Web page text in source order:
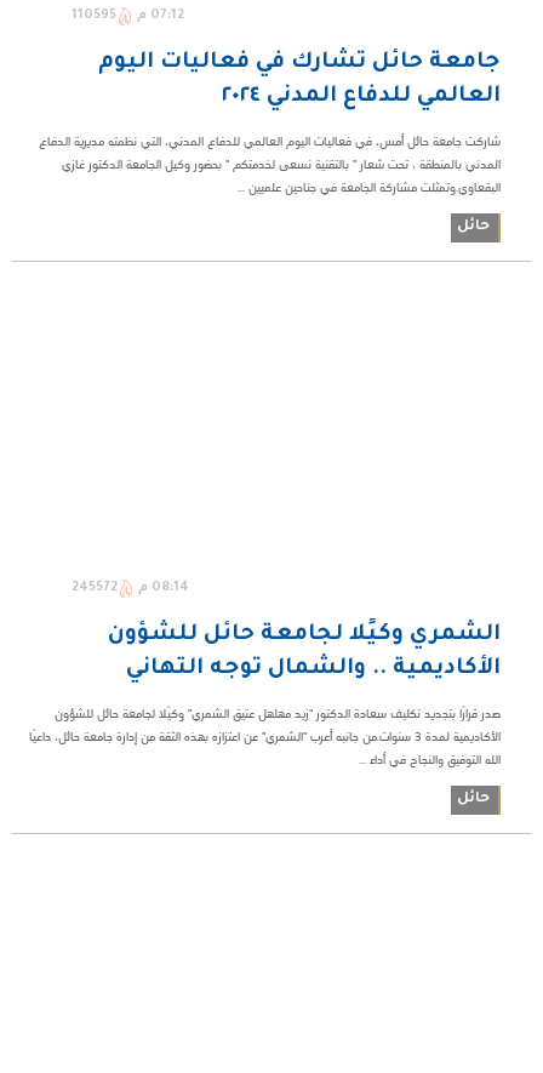
07:12 م 110595
جامعة حائل تشارك في فعاليات اليوم
العالمي للدفاع المدني ٢٠٢٤
شاركت جامعة حائل أمس، في فعاليات اليوم العالمي للدفاع المدني، التي نظمته مديرية الدفاع
المدني بالمنطقة ، تحت شعار " بالتقنية نسعى لخدمتكم " بحضور وكيل الجامعة الدكتور غازي
البقعاوي.وتمثلت مشاركة الجامعة في جناحين علميين ...
حائل
08:14 م 245572
الشمري وكيًلا لجامعة حائل للشؤون
الأكاديمية .. والشمال توجه التهاني
صدر قرارًا بتجديد تكليف سعادة الدكتور "زيد مهلهل عتيق الشمري" وكيًلا لجامعة حائل للشؤون
الأكاديمية لمدة 3 سنوات.من جانبه أعرب "الشمري" عن اعتزازه بهذه الثقة من إدارة جامعة حائل، داعيًا
الله التوفيق والنجاح في أداء ...
حائل